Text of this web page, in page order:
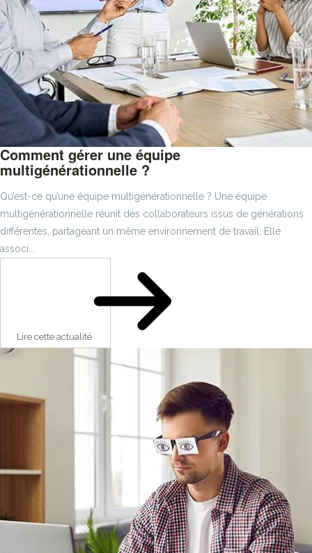
Comment gérer une équipe
multigénérationnelle ?
Qu’est-ce qu’une équipe multigénérationnelle ? Une équipe
multigénérationnelle réunit des collaborateurs issus de générations
différentes, partageant un même environnement de travail. Elle
associ...
Lire cette actualité